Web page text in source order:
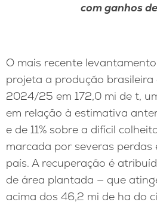
com ganhos
O mais recente levantamento
projeta a produção brasileira
2024/25 em 172,0 mi de t,
em relação à estimativa
e de 11% sobre a difícil
marcada por severas perdas
país. A recuperação é
de área plantada — que
acima dos 46,2 mi de ha do